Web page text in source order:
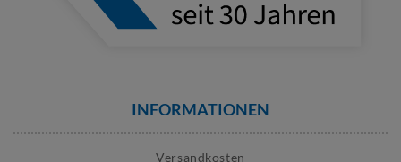
INFORMATIONEN
Versandkosten